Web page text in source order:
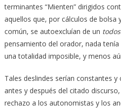
terminantes “Mienten” dirigidos
aquellos que, por cálculos de bolsa
común, se autoexcluían de un todos
pensamiento del orador, nada
una totalidad imposible, y menos
Tales deslindes serían constantes
antes y después del citado
rechazo a los autonomistas y los